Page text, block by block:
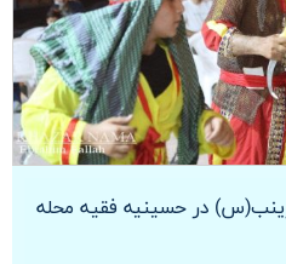
در حسینیه فقیه محله